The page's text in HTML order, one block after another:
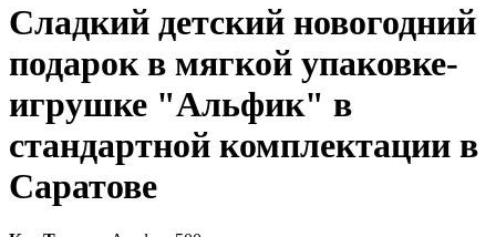
Сладкий детский новогодний
подарок в мягкой упаковке-
игрушке "Альфик" в
стандартной комплектации в
Саратове